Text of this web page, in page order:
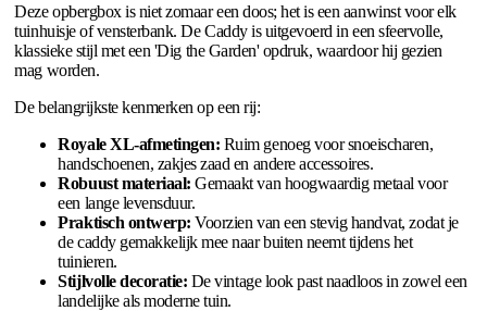
Deze opbergbox is niet zomaar een doos; het is een aanwinst voor elk
tuinhuisje of vensterbank. De Caddy is uitgevoerd in een sfeervolle,
klassieke stijl met een 'Dig the Garden' opdruk, waardoor hij gezien
mag worden.
De belangrijkste kenmerken op een rij:
Royale XL-afmetingen: Ruim genoeg voor snoeischaren,
handschoenen, zakjes zaad en andere accessoires.
Robuust materiaal: Gemaakt van hoogwaardig metaal voor
een lange levensduur.
Praktisch ontwerp: Voorzien van een stevig handvat, zodat je
de caddy gemakkelijk mee naar buiten neemt tijdens het
tuinieren.
Stijlvolle decoratie: De vintage look past naadloos in zowel een
landelijke als moderne tuin.